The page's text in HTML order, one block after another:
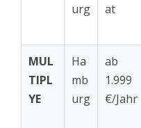
urg
at
MUL
TIPL
YE
Ha
mb
urg
ab
1.999
€/Jahr